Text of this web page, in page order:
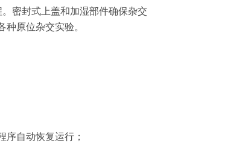
密封式上盖和加湿部件确保杂交
原位杂交实验。
自动恢复运行；